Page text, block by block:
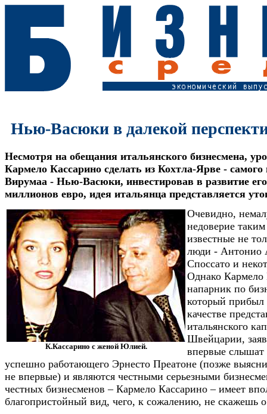
Нью-Васюки в далекой
Несмотря на обещания итальянского бизнесмена,
Кармело Кассарино сделать из Кохтла-Ярве -
Вирумаа - Нью-Васюки, инвестировав в развитие его
миллионов евро, идея итальянца представляется
К.Кассарино с женой Юлией.
Очевидно,
недоверие
известные не
люди - Антонио
Споссато и
Однако Кармело
напарник по
который
качестве
итальянского
Швейцарии,
впервые
успешно работающего Эрнесто Преатоне (позже
не впервые) и являются честными серьезными
честных бизнесменов – Кармело Кассарино – имеет
благопристойный вид, чего, к сожалению, не скажешь о